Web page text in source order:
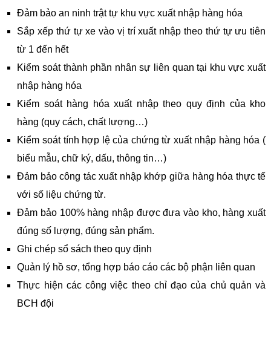
Đảm bảo an ninh trật tự khu vực xuất nhập hàng hóa
Sắp xếp thứ tự xe vào vị trí xuất nhập theo thứ tự ưu tiên
từ 1 đến hết
Kiểm soát thành phần nhân sự liên quan tại khu vực xuất
nhập hàng hóa
Kiểm soát hàng hóa xuất nhập theo quy định của kho
hàng (quy cách, chất lượng…)
Kiểm soát tính hợp lệ của chứng từ xuất nhập hàng hóa (
biểu mẫu, chữ ký, dấu, thông tin…)
Đảm bảo công tác xuất nhập khớp giữa hàng hóa thực tế
với số liệu chứng từ.
Đảm bảo 100% hàng nhập được đưa vào kho, hàng xuất
đúng số lượng, đúng sản phẩm.
Ghi chép sổ sách theo quy định
Quản lý hồ sơ, tổng hợp báo cáo các bộ phận liên quan
Thực hiện các công việc theo chỉ đạo của chủ quản và
BCH đội